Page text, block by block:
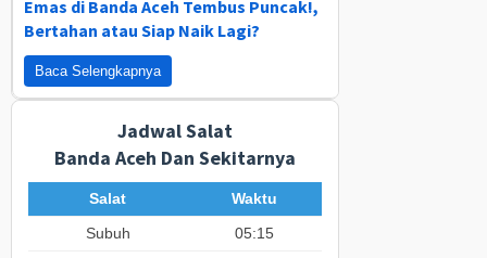
Emas di Banda Aceh Tembus Puncak!,
Bertahan atau Siap Naik Lagi?
Baca Selengkapnya
Jadwal Salat
Banda Aceh Dan Sekitarnya
Salat
Waktu
Subuh
05:15